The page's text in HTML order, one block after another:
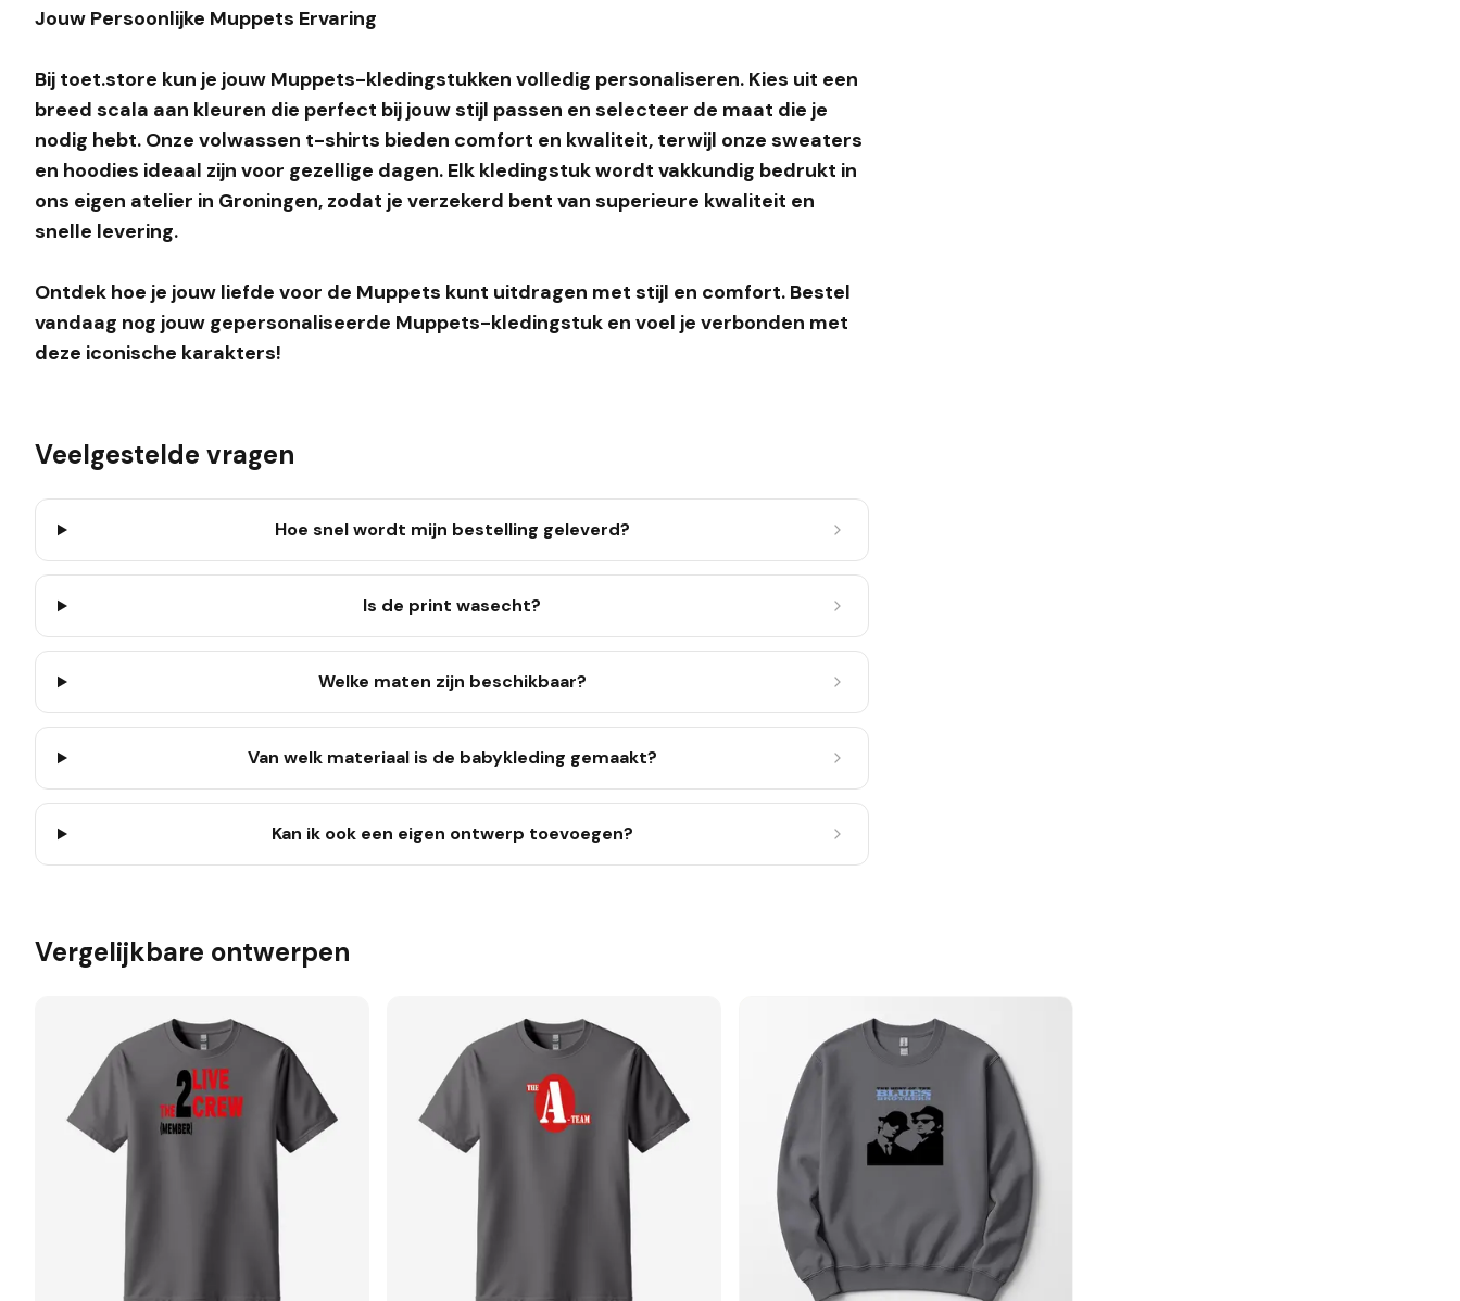
Jouw Persoonlijke Muppets Ervaring
Bij toet.store kun je jouw Muppets-kledingstukken volledig personaliseren. Kies uit een
breed scala aan kleuren die perfect bij jouw stijl passen en selecteer de maat die je
nodig hebt. Onze volwassen t-shirts bieden comfort en kwaliteit, terwijl onze sweaters
en hoodies ideaal zijn voor gezellige dagen. Elk kledingstuk wordt vakkundig bedrukt in
ons eigen atelier in Groningen, zodat je verzekerd bent van superieure kwaliteit en
snelle levering.
Ontdek hoe je jouw liefde voor de Muppets kunt uitdragen met stijl en comfort. Bestel
vandaag nog jouw gepersonaliseerde Muppets-kledingstuk en voel je verbonden met
deze iconische karakters!
Veelgestelde vragen
Hoe snel wordt mijn bestelling geleverd?
Is de print wasecht?
Welke maten zijn beschikbaar?
Van welk materiaal is de babykleding gemaakt?
Kan ik ook een eigen ontwerp toevoegen?
Vergelijkbare ontwerpen